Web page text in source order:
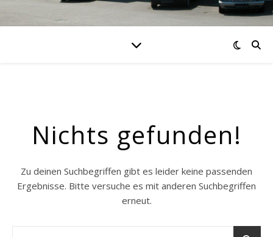
Nichts gefunden!
Zu deinen Suchbegriffen gibt es leider keine passenden
Ergebnisse. Bitte versuche es mit anderen Suchbegriffen
erneut.